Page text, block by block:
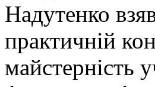
Надутенко
практичній
майстерність